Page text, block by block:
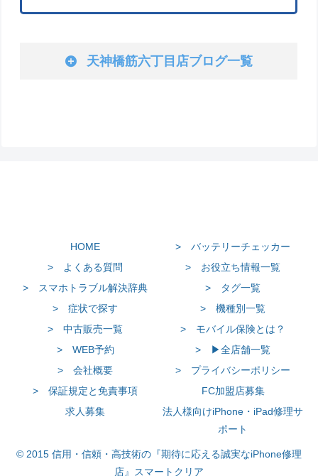
天神橋筋六丁目店ブログ一覧
HOME
> バッテリーチェッカー
> よくある質問
> お役立ち情報一覧
> スマホトラブル解決辞典
> タグ一覧
> 症状で探す
> 機種別一覧
> 中古販売一覧
> モバイル保険とは？
> WEB予約
> ▶全店舗一覧
> 会社概要
> プライバシーポリシー
> 保証規定と免責事項
FC加盟店募集
求人募集
法人様向けiPhone・iPad修理サ
ポート
© 2015 信用・信頼・高技術の『期待に応える誠実なiPhone修理
店』スマートクリア